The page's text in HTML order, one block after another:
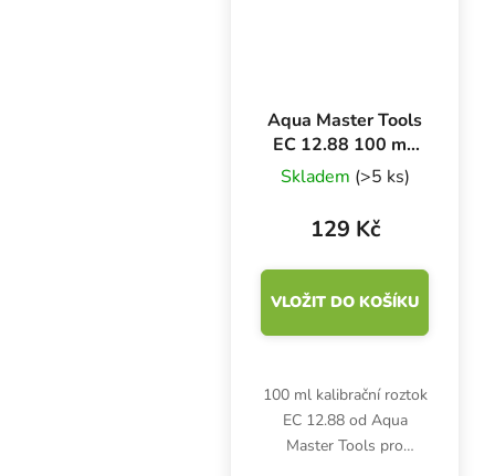
Aqua Master Tools
EC 12.88 100 ml,
kalibrační roztok
Skladem (>5 ks)
129 Kč
VLOŽIT DO KOŠÍKU
100 ml kalibrační roztok
EC 12.88 od Aqua
Master Tools pro